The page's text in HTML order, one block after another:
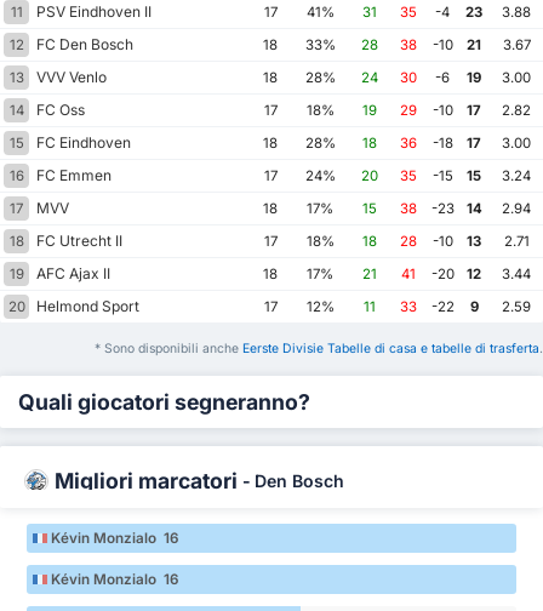
11
PSV Eindhoven II 17 41% 31 35 -4 23
3.88
12
FC Den Bosch 18 33% 28 38 -10 21
3.67
13
VVV Venlo 18 28% 24 30 -6 19
3.00
14
FC Oss 17 18% 19 29 -10 17
2.82
15
FC Eindhoven 18 28% 18 36 -18 17
3.00
16
FC Emmen 17 24% 20 35 -15 15
3.24
17
MVV 18 17% 15 38 -23 14
2.94
18
FC Utrecht II 17 18% 18 28 -10 13
2.71
19
AFC Ajax II 18 17% 21 41 -20 12
3.44
20
Helmond Sport 17 12% 11 33 -22 9 2.59
* Sono disponibili anche Eerste Divisie Tabelle di casa e tabelle di trasferta.
Quali giocatori segneranno?
Migliori marcatori - Den Bosch
Kévin Monzialo 16
Kévin Monzialo 16